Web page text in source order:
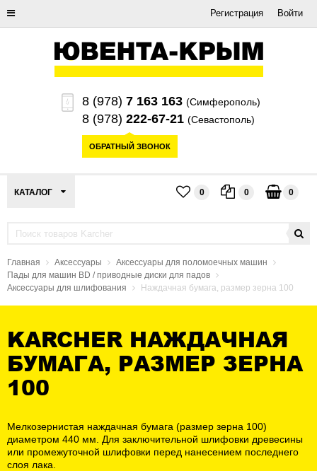
Регистрация Войти
8 (978) 7 163 163 (Симферополь)
8 (978) 222-67-21 (Севастополь)
ОБРАТНЫЙ ЗВОНОК
КАТАЛОГ 0 0 0
Главная Аксессуары
Аксессуары для поломоечных машин
Пады для машин BD / приводные диски для падов
Аксессуары для шлифования
Наждачная бумага, размер зерна 100
KARCHER НАЖДАЧНАЯ
БУМАГА, РАЗМЕР ЗЕРНА
100
Мелкозернистая наждачная бумага (размер зерна 100)
диаметром 440 мм. Для заключительной шлифовки древесины
или промежуточной шлифовки перед нанесением последнего
слоя лака.